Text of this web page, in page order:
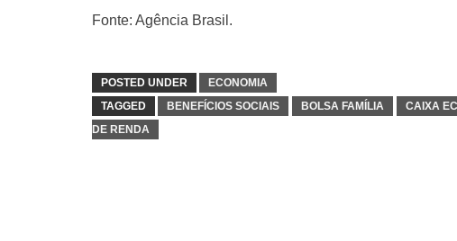
Fonte: Agência Brasil.
POSTED UNDER
ECONOMIA
TAGGED
BENEFÍCIOS SOCIAIS BOLSA FAMÍLIA CAIXA
DE RENDA